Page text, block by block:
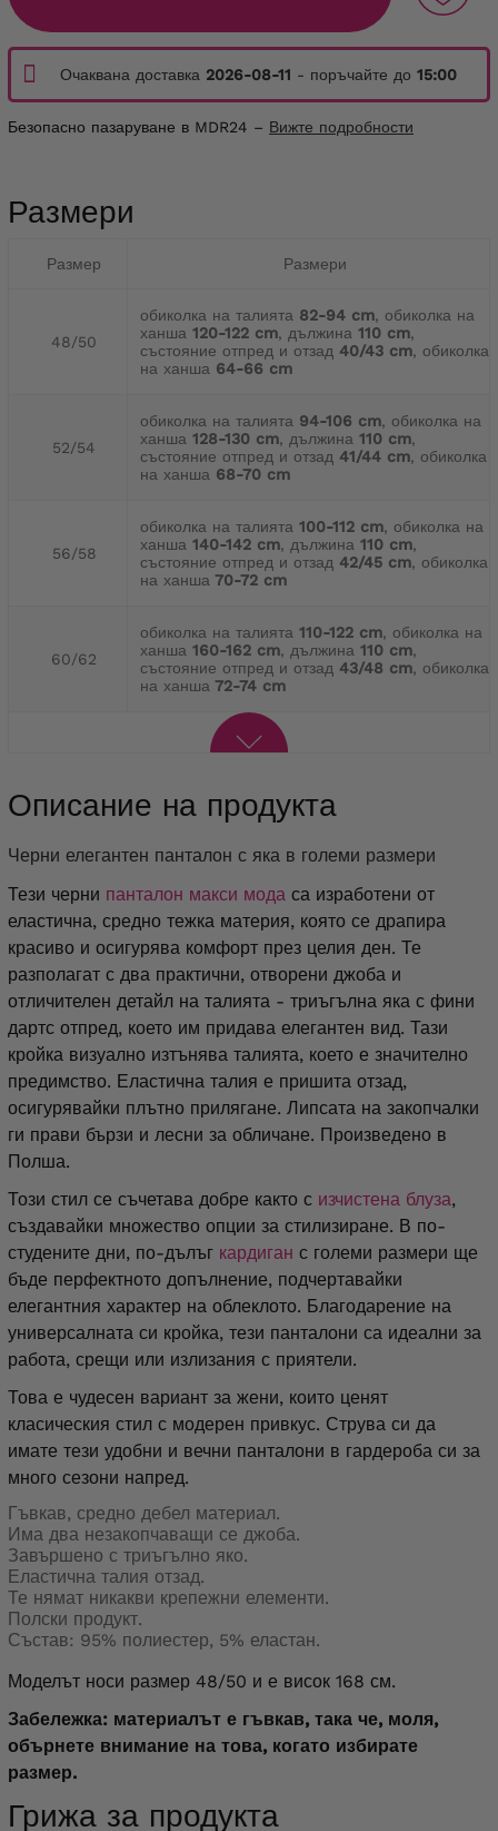
Очаквана доставка 2026-08-11 - поръчайте до 15:00
Безопасно пазаруване в MDR24 – Вижте подробности
Размери
Размер Размери
48/50
обиколка на талията 82-94 cm, обиколка на
ханша 120-122 cm, дължина 110 cm,
състояние отпред и отзад 40/43 cm, обиколка
на ханша 64-66 cm
52/54
обиколка на талията 94-106 cm, обиколка на
ханша 128-130 cm, дължина 110 cm,
състояние отпред и отзад 41/44 cm, обиколка
на ханша 68-70 cm
56/58
обиколка на талията 100-112 cm, обиколка на
ханша 140-142 cm, дължина 110 cm,
състояние отпред и отзад 42/45 cm, обиколка
на ханша 70-72 cm
60/62
обиколка на талията 110-122 cm, обиколка на
ханша 160-162 cm, дължина 110 cm,
състояние отпред и отзад 43/48 cm, обиколка
на ханша 72-74 cm
Описание на продукта
Черни елегантен панталон с яка в големи размери
Тези черни панталон макси мода са изработени от
еластична, средно тежка материя, която се драпира
красиво и осигурява комфорт през целия ден. Те
разполагат с два практични, отворени джоба и
отличителен детайл на талията - триъгълна яка с фини
дартс отпред, което им придава елегантен вид. Тази
кройка визуално изтънява талията, което е значително
предимство. Еластична талия е пришита отзад,
осигурявайки плътно прилягане. Липсата на закопчалки
ги прави бързи и лесни за обличане. Произведено в
Полша.
Този стил се съчетава добре както с изчистена блуза,
създавайки множество опции за стилизиране. В по-
студените дни, по-дълъг кардиган с големи размери ще
бъде перфектното допълнение, подчертавайки
елегантния характер на облеклото. Благодарение на
универсалната си кройка, тези панталони са идеални за
работа, срещи или излизания с приятели.
Това е чудесен вариант за жени, които ценят
класическия стил с модерен привкус. Струва си да
имате тези удобни и вечни панталони в гардероба си за
много сезони напред.
Гъвкав, средно дебел материал.
Има два незакопчаващи се джоба.
Завършено с триъгълно яко.
Еластична талия отзад.
Те нямат никакви крепежни елементи.
Полски продукт.
Състав: 95% полиестер, 5% еластан.
Моделът носи размер 48/50 и е висок 168 см.
Забележка: материалът е гъвкав, така че, моля,
обърнете внимание на това, когато избирате
размер.
Грижа за продукта